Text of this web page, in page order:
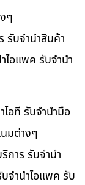
ๆ
รับจำนำสินค้า
ไอแพค รับจำนำ
อที รับจำนำมือ
มต่างๆ
การ รับจำนำ
จำนำไอแพค รับ